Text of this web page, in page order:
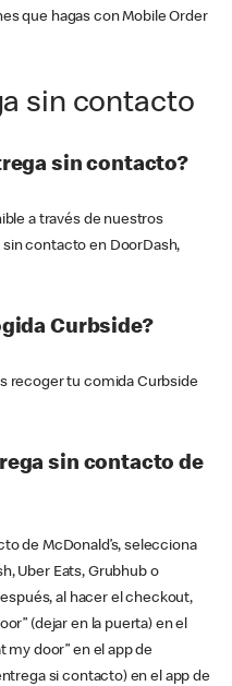
que hagas con Mobile Order
sin contacto
sin contacto?
a través de nuestros
contacto en DoorDash,
Curbside?
recoger tu comida Curbside
sin contacto de
de McDonald’s, selecciona
Uber Eats, Grubhub o
al hacer el checkout,
(dejar en la puerta) en el
my door” en el app de
si contacto) en el app de